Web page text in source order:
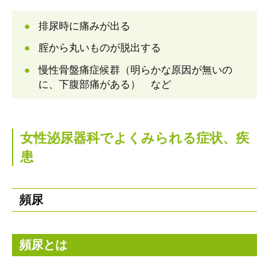
排尿時に痛みが出る
腟から丸いものが脱出する
慢性骨盤痛症候群（明らかな原因が無いの
に、下腹部痛がある） など
女性泌尿器科でよくみられる症状、疾
患
頻尿
頻尿とは